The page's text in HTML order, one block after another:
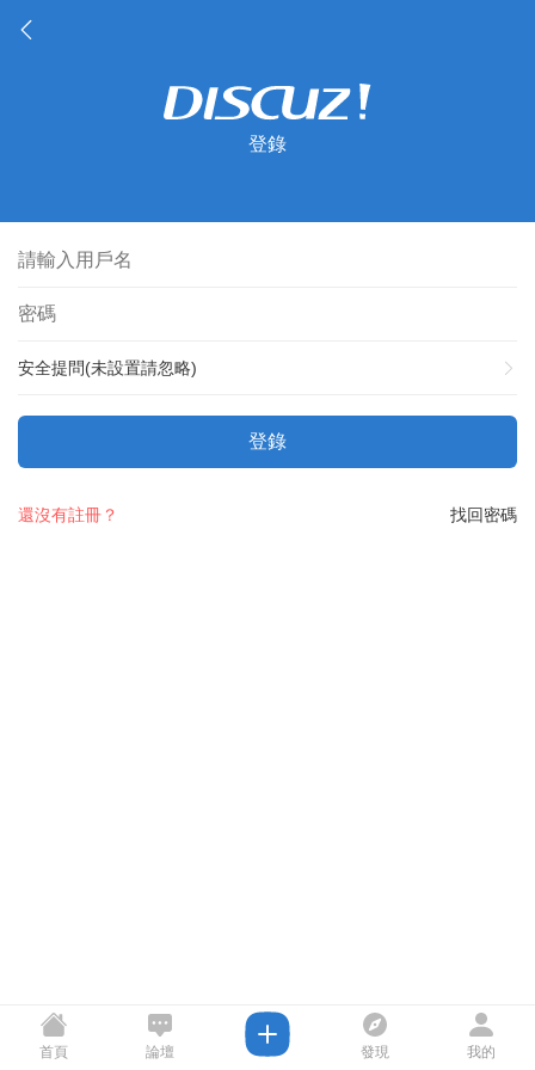
登錄
安全提問(未設置請忽略)
登錄
找回密碼
還沒有註冊？
首頁 論壇 發現 我的